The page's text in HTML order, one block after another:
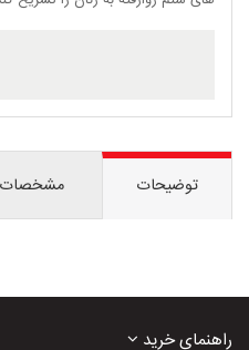
توضیحات مشخصات
راهنمای خرید